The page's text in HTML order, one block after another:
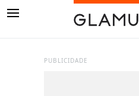
PUBLICIDADE